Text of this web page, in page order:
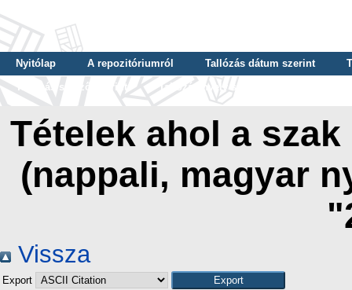
Nyitólap A repozitóriumról Tallózás dátum szerint
Tallózás szerző szerint
Tallózás nyelv szerint
Tételek ahol a
(nappali, magyar
Vissza
Export